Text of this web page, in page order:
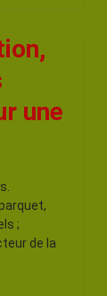
une
;
de la